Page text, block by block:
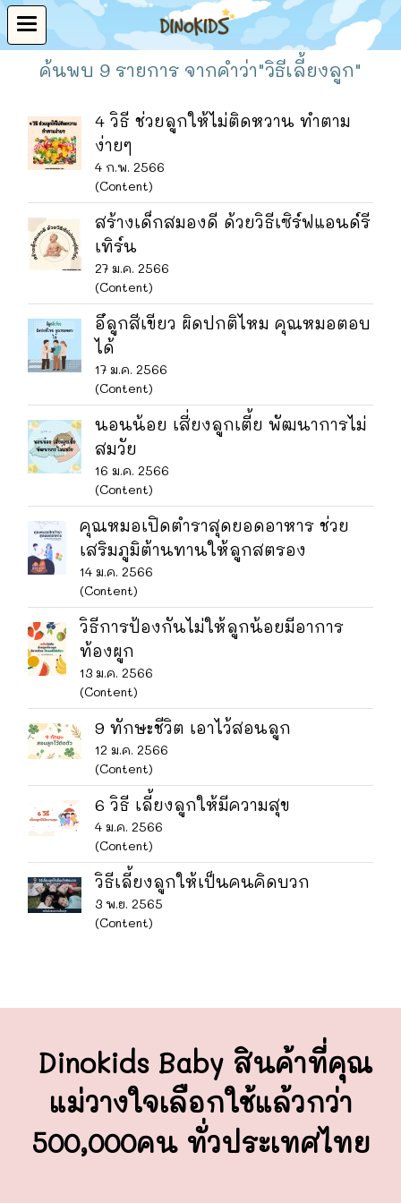
ค้นพบ 9 รายการ จากคำว่า"วิธีเลี้ยงลูก"
4 วิธี ช่วยลูกให้ไม่ติดหวาน ทำตาม
ง่ายๆ
4 ก.พ. 2566
(Content)
สร้างเด็กสมองดี ด้วยวิธีเซิร์ฟแอนด์รี
เทิร์น
27 ม.ค. 2566
(Content)
อึลูกสีเขียว ผิดปกติไหม คุณหมอตอบ
ได้
17 ม.ค. 2566
(Content)
นอนน้อย เสี่ยงลูกเตี้ย พัฒนาการไม่
สมวัย
16 ม.ค. 2566
(Content)
คุณหมอเปิดตำราสุดยอดอาหาร ช่วย
เสริมภูมิต้านทานให้ลูกสตรอง
14 ม.ค. 2566
(Content)
วิธีการป้องกันไม่ให้ลูกน้อยมีอาการ
ท้องผูก
13 ม.ค. 2566
(Content)
9 ทักษะชีวิต เอาไว้สอนลูก
12 ม.ค. 2566
(Content)
6 วิธี เลี้ยงลูกให้มีความสุข
4 ม.ค. 2566
(Content)
วิธีเลี้ยงลูกให้เป็นคนคิดบวก
3 พ.ย. 2565
(Content)
Dinokids Baby สินค้าที่คุณ
แม่วางใจเลือกใช้แล้วกว่า
500,000คน ทั่วประเทศไทย